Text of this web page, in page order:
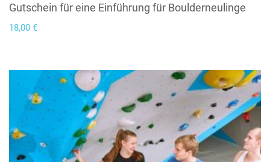
Gutschein für eine Einführung für Boulderneulinge
18,00 €